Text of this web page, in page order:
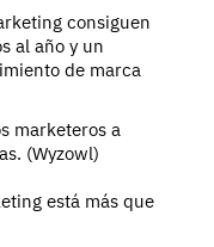
consiguen
al año y un
de marca
marketeros a
(Wyzowl)
está más que